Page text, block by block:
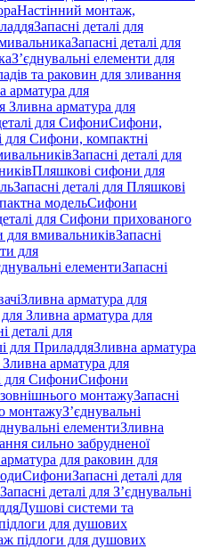
Настінний монтаж,
Запасні деталі для
Запасні деталі для
З’єднувальні елементи для
та раковин для зливання
арматура для
Зливна арматура для
для СифониСифони,
для Сифони, компактні
Запасні деталі для
Пляшкові сифони для
Запасні деталі для Пляшкові
модельСифони
для Сифони прихованого
для вмивальниківЗапасні
для
елементиЗапасні
Зливна арматура для
для Зливна арматура для
деталі для
для ПриладдяЗливна арматура
Зливна арматура для
для СифониСифони
монтажуЗапасні
монтажуЗ’єднувальні
елементиЗливна
сильно забрудненої
для раковин для
СифониЗапасні деталі для
Запасні деталі для З’єднувальні
Душові системи та
для душових
підлоги для душових